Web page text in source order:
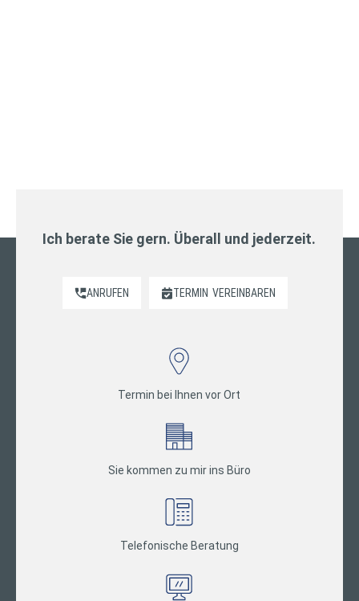
Ich berate Sie gern. Überall und jederzeit.
ANRUFEN TERMIN VEREINBAREN
Termin bei Ihnen vor Ort
Sie kommen zu mir ins Büro
Telefonische Beratung